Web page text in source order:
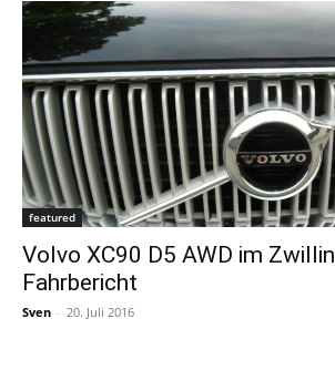
featured
Volvo XC90 D5 AWD im
Fahrbericht
Sven - 20. Juli 2016